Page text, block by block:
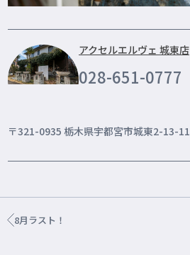
アクセルエルヴェ 城東店
028-651-0777
〒321-0935 栃木県宇都宮市城東2-13-11
8月ラスト！